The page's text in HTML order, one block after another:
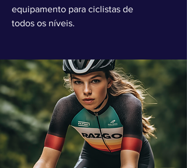
equipamento para ciclistas de
todos os níveis.